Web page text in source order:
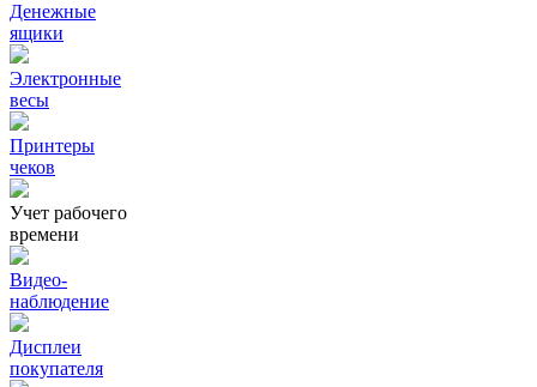
Денежные
ящики
Электронные
весы
Принтеры
чеков
Учет рабочего
времени
Видео‑
наблюдение
Дисплеи
покупателя